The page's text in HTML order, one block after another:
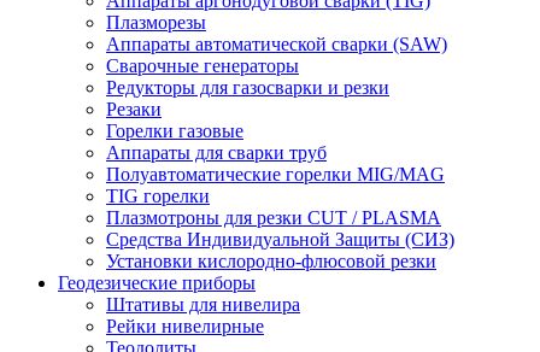
Плазморезы
Аппараты автоматической сварки (SAW)
Сварочные генераторы
Редукторы для газосварки и резки
Резаки
Горелки газовые
Аппараты для сварки труб
Полуавтоматические горелки MIG/MAG
TIG горелки
Плазмотроны для резки CUT / PLASMA
Средства Индивидуальной Защиты (СИЗ)
Установки кислородно-флюсовой резки
Геодезические приборы
Штативы для нивелира
Рейки нивелирные
Теодолиты